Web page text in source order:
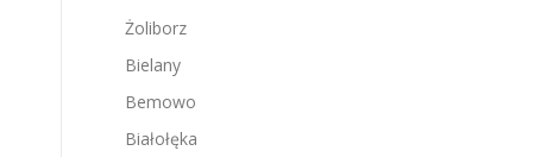
Żoliborz
Bielany
Bemowo
Białołęka